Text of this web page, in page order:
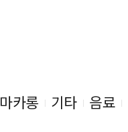
마카롱 기타 음료